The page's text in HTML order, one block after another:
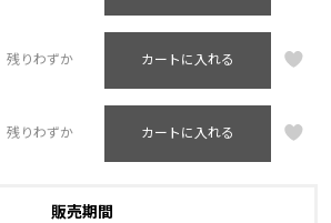
残りわずか カートに入れる
残りわずか カートに入れる
販売期間